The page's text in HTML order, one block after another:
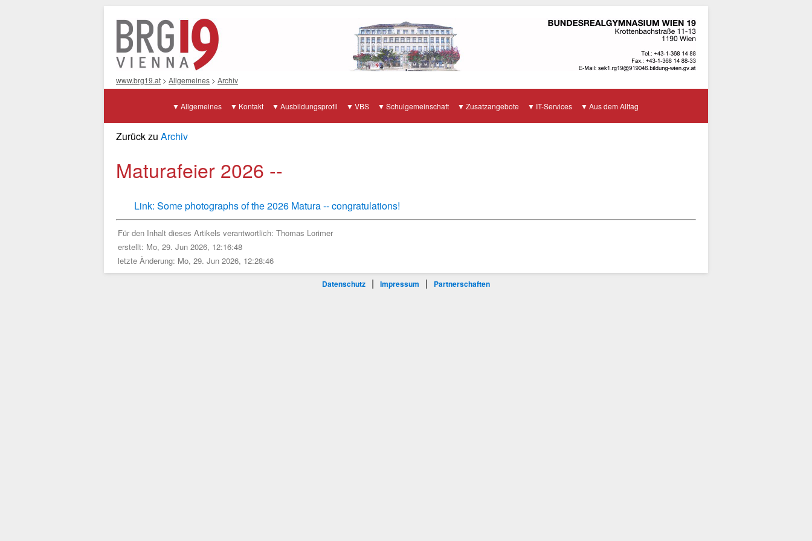
www.brg19.at > Allgemeines > Archiv
Allgemeines Kontakt Ausbildungsprofil VBS Schulgemeinschaft Zusatzangebote IT-Services Aus dem Alltag
Zurück zu Archiv
Maturafeier 2026 --
Link: Some photographs of the 2026 Matura -- congratulations!
Für den Inhalt dieses Artikels verantwortlich: Thomas Lorimer
erstellt: Mo, 29. Jun 2026, 12:16:48
letzte Änderung: Mo, 29. Jun 2026, 12:28:46
Datenschutz | Impressum | Partnerschaften